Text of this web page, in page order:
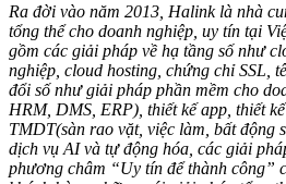
Ra đời vào năm 2013, Halink là nhà
tổng thể cho doanh nghiệp, uy tín tại
gồm các giải pháp về hạ tầng số như
nghiệp, cloud hosting, chứng chỉ SSL,
đổi số như giải pháp phần mềm cho
HRM, DMS, ERP), thiết kế app, thiết
TMDT(sàn rao vặt, việc làm, bất động
dịch vụ AI và tự động hóa, các giải
phương châm “Uy tín để thành công”